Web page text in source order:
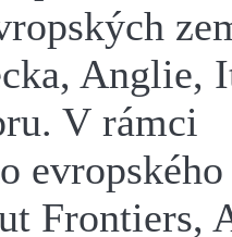
Anglie,
V rámci
Frontiers,